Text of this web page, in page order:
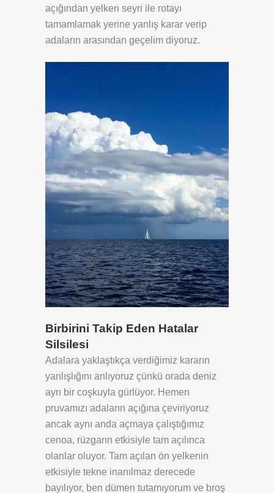
açığından yelken seyri ile rotayı
tamamlamak yerine yanlış karar verip
adaların arasından geçelim diyoruz.
Birbirini Takip Eden Hatalar
Silsilesi
Adalara yaklaştıkça verdiğimiz kararın
yanlışlığını anlıyoruz çünkü orada deniz
ayrı bir coşkuyla gürlüyor. Hemen
pruvamızı adaların açığına çeviriyoruz
ancak aynı anda açmaya çalıştığımız
cenoa, rüzgarın etkisiyle tam açılınca
olanlar oluyor. Tam açılan ön yelkenin
etkisiyle tekne inanılmaz derecede
bayılıyor, ben dümen tutamıyorum ve broş